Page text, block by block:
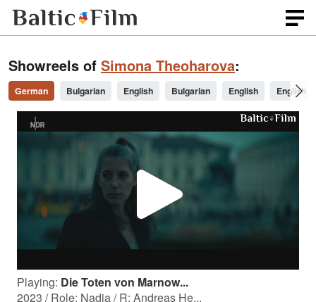
Showreels of Simona Theoharova:
German Bulgarian English Bulgarian English English
P
l
Playing: Die Toten von Marnow...
2023 / Role: Nadja / R: Andreas He...